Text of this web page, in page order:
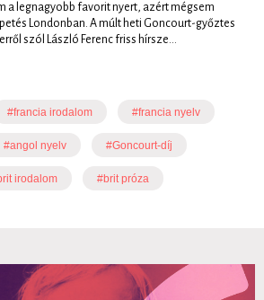
a legnagyobb favorit nyert, azért mégsem
Londonban. A múlt heti Goncourt-győztes
szól László Ferenc friss hírsze...
#francia irodalom #francia nyelv
#angol nyelv #Goncourt-díj
irodalom #brit próza